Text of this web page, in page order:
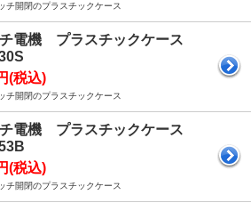
チ開閉のプラスチックケース
電機 プラスチックケース
(税込)
チ開閉のプラスチックケース
電機 プラスチックケース
(税込)
チ開閉のプラスチックケース